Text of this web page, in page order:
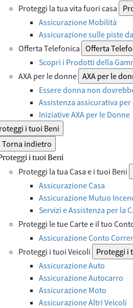
Proteggi la tua vita fuori casa
Assicurazione Mobilità
Assicurazione sulle piste
Offerta Telefonica Offerta
Scopri i Prodotti della
AXA per le donne AXA per le
Essere donna non
Assistenza assicurativa
Iniziative AXA per le Donne
i tuoi Beni
Torna indietro
i tuoi Beni
Proteggi la tua Casa e i tuoi Beni
Assicurazione Casa
Assicurazione Mutuo
Servizi e Assistenza per la
Proteggi le tue Carte e il tuo
Assicurazione Conto
Proteggi i tuoi Veicoli
Proteggi i
Assicurazione Auto
Assicurazione Autocarro
Assicurazione Moto
Assicurazione Altri Veicoli